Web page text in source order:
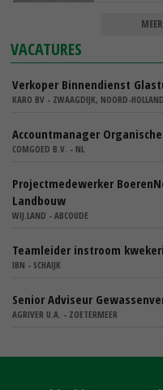
VACATURES
Verkoper Binnendienst
KARO BV - ZWAAGDIJK, NOORD-
Accountmanager
COMGOED B.V. - NL
Projectmedewerker
Landbouw
WIJ.LAND - ABCOUDE
Teamleider instroom
IBN - SCHAIJK
Senior Adviseur
AGRIVER U.A. - ZOETERMEER